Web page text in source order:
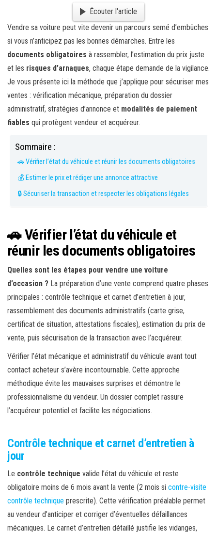
Écouter l'article
Vendre sa voiture peut vite devenir un parcours semé d’embûches
si vous n’anticipez pas les bonnes démarches. Entre les
documents obligatoires à rassembler, l’estimation du prix juste
et les risques d’arnaques, chaque étape demande de la vigilance.
Je vous présente ici la méthode que j’applique pour sécuriser mes
ventes : vérification mécanique, préparation du dossier
administratif, stratégies d’annonce et modalités de paiement
fiables qui protègent vendeur et acquéreur.
Sommaire :
🚗 Vérifier l’état du véhicule et réunir les documents obligatoires
💰 Estimer le prix et rédiger une annonce attractive
🔒 Sécuriser la transaction et respecter les obligations légales
🚗 Vérifier l’état du véhicule et
réunir les documents obligatoires
Quelles sont les étapes pour vendre une voiture
d’occasion ? La préparation d’une vente comprend quatre phases
principales : contrôle technique et carnet d’entretien à jour,
rassemblement des documents administratifs (carte grise,
certificat de situation, attestations fiscales), estimation du prix de
vente, puis sécurisation de la transaction avec l’acquéreur.
Vérifier l’état mécanique et administratif du véhicule avant tout
contact acheteur s’avère incontournable. Cette approche
méthodique évite les mauvaises surprises et démontre le
professionnalisme du vendeur. Un dossier complet rassure
l’acquéreur potentiel et facilite les négociations.
Contrôle technique et carnet d’entretien à
jour
Le contrôle technique valide l’état du véhicule et reste
obligatoire moins de 6 mois avant la vente (2 mois si contre-visite
contrôle technique prescrite). Cette vérification préalable permet
au vendeur d’anticiper et corriger d’éventuelles défaillances
mécaniques. Le carnet d’entretien détaillé justifie les vidanges,